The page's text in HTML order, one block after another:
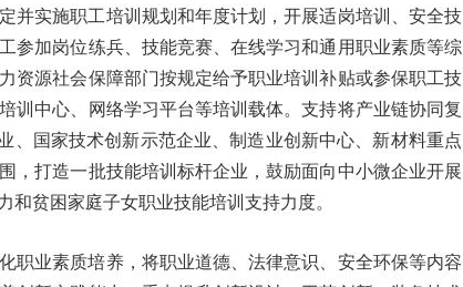
并实施职工培训规划和年度计划，开展适岗培训、安全技
参加岗位练兵、技能竞赛、在线学习和通用职业素质等综
资源社会保障部门按规定给予职业培训补贴或参保职工技
训中心、网络学习平台等培训载体。支持将产业链协同复
、国家技术创新示范企业、制造业创新中心、新材料重点
，打造一批技能培训标杆企业，鼓励面向中小微企业开展
力和贫困家庭子女职业技能培训支持力度。
职业素质培养，将职业道德、法律意识、安全环保等内容